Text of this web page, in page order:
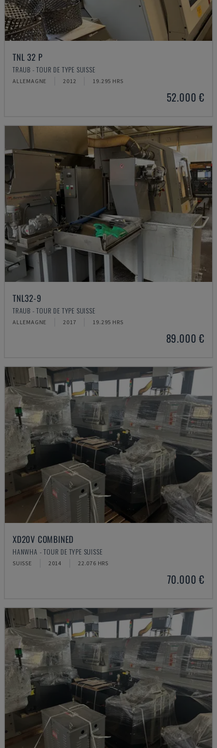
TNL 32 P
TRAUB - TOUR DE TYPE SUISSE
ALLEMAGNE 2012 19.295 HRS
52.000 €
TNL32-9
TRAUB - TOUR DE TYPE SUISSE
ALLEMAGNE 2017 19.295 HRS
89.000 €
XD20V COMBINED
HANWHA - TOUR DE TYPE SUISSE
SUISSE 2014 22.076 HRS
70.000 €